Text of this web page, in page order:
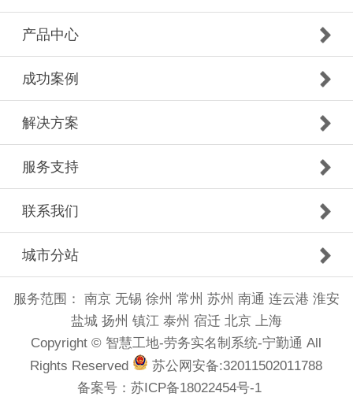
产品中心
成功案例
解决方案
服务支持
联系我们
城市分站
服务范围： 南京 无锡 徐州 常州 苏州 南通 连云港 淮安
盐城 扬州 镇江 泰州 宿迁 北京 上海
Copyright © 智慧工地-劳务实名制系统-宁勤通 All
Rights Reserved
苏公网安备:32011502011788
备案号：苏ICP备18022454号-1